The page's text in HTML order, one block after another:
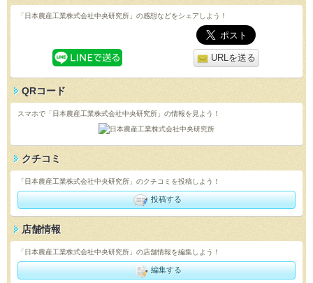
「日本農産工業株式会社中央研究所」の感想などをシェアしよう！
URLを送る
QRコード
スマホで「日本農産工業株式会社中央研究所」の情報を見よう！
クチコミ
「日本農産工業株式会社中央研究所」のクチコミを投稿しよう！
投稿する
店舗情報
「日本農産工業株式会社中央研究所」の店舗情報を編集しよう！
編集する